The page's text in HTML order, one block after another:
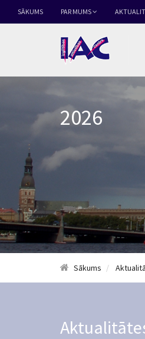
SĀKUMS PAR MUMS
2026
Sākums